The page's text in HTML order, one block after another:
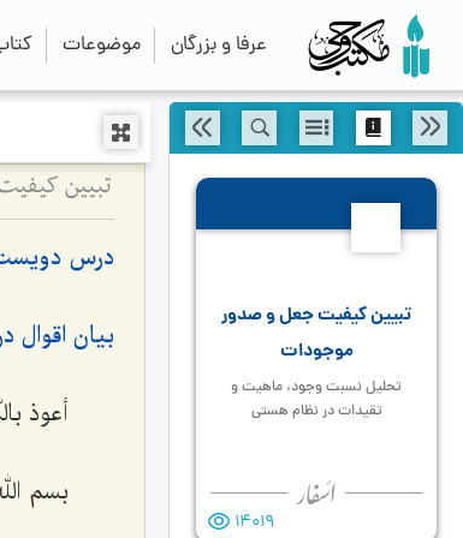
عرفا و بزرگان موضوعات
تبیین کیفیت جعل و صدور
موجودات
تحلیل نسبت وجود، ماهیت و
تقیدات در نظام هستی
14019
تبیین
درس
بیان اقوال
أعوذ
بسم